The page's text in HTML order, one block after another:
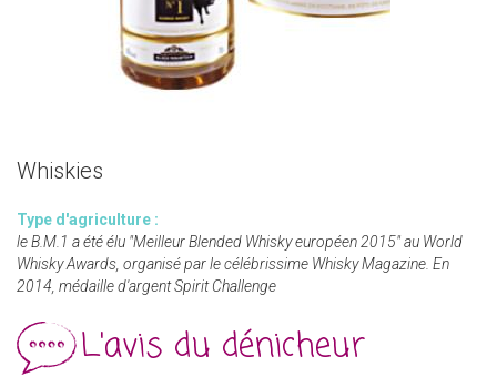
Whiskies
Type d'agriculture :
le B.M.1 a été élu "Meilleur Blended Whisky européen 2015" au World
Whisky Awards, organisé par le célébrissime Whisky Magazine. En
2014, médaille d'argent Spirit Challenge
L'avis du dénicheur